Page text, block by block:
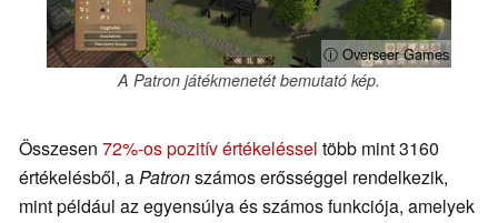
ⓘ Overseer Games
A Patron játékmenetét bemutató kép.
Összesen 72%-os pozitív értékeléssel több mint 3160
értékelésből, aPatronszámos erősséggel rendelkezik,
mint például az egyensúlya és számos funkciója, amelyek